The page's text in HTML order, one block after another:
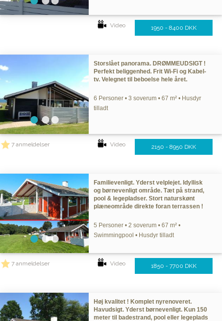
Video 1950 - 8400 DKK
Storslået panorama. DRØMMEUDSIGT !
Perfekt beliggenhed. Frit Wi-Fi og Kabel-
tv. Velegnet til beboelse hele året.
6 Personer • 3 soverum • 67 m² • Husdyr
tilladt
7 anmeldelser Video 2150 - 8950 DKK
Familievenligt. Yderst velplejet. Idyllisk
og børnevenligt område. Tæt på strand,
pool & legepladser. Stort naturskønt
plæneområde direkte foran terrassen !
5 Personer • 2 soverum • 67 m² •
Swimmingpool • Husdyr tilladt
7 anmeldelser Video 1850 - 7700 DKK
Høj kvalitet ! Komplet nyrenoveret.
Havudsigt. Yderst børnevenligt. Kun 150
meter til badestrand, pool eller legeplads